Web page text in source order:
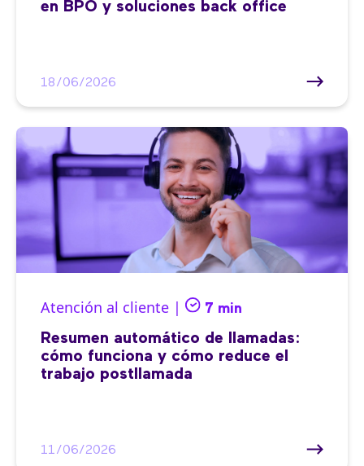
en BPO y soluciones back office
18/06/2026
Atención al cliente | 7 min
Resumen automático de llamadas:
cómo funciona y cómo reduce el
trabajo postllamada
11/06/2026